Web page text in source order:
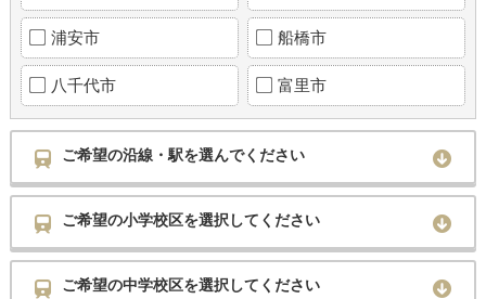
浦安市 船橋市
八千代市 富里市
ご希望の沿線・駅を選んでください
ご希望の小学校区を選択してください
ご希望の中学校区を選択してください